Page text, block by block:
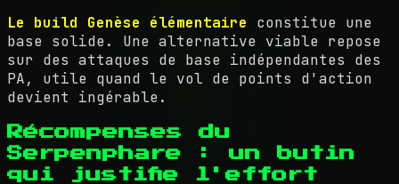
Le build Genèse élémentaire constitue une
base solide. Une alternative viable repose
sur des attaques de base indépendantes des
PA, utile quand le vol de points d'action
devient ingérable.
Récompenses du
Serpenphare : un butin
qui justifie l'effort